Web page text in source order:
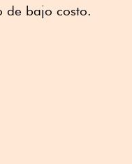
de bajo costo.